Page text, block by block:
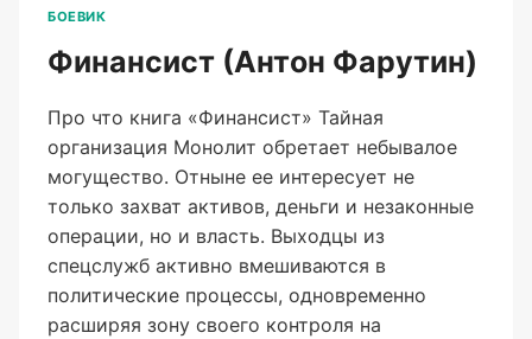
БОЕВИК
Финансист (Антон Фарутин)
Про что книга «Финансист» Тайная
организация Монолит обретает небывалое
могущество. Отныне ее интересует не
только захват активов, деньги и незаконные
операции, но и власть. Выходцы из
спецслужб активно вмешиваются в
политические процессы, одновременно
расширяя зону своего контроля на